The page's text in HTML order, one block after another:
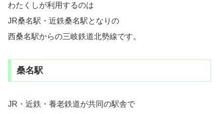
わたくしが利用するのは
JR桑名駅・近鉄桑名駅となりの
西桑名駅からの三岐鉄道北勢線です。
桑名駅
JR・近鉄・養老鉄道が共同の駅舎で